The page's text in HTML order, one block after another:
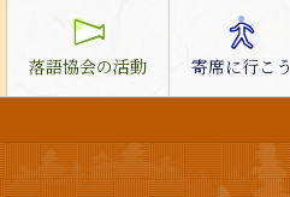
落語協会の活動 寄席に行こう